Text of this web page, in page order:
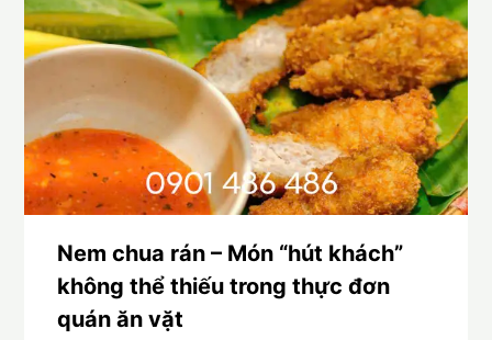
Nem chua rán – Món “hút khách”
không thể thiếu trong thực đơn
quán ăn vặt